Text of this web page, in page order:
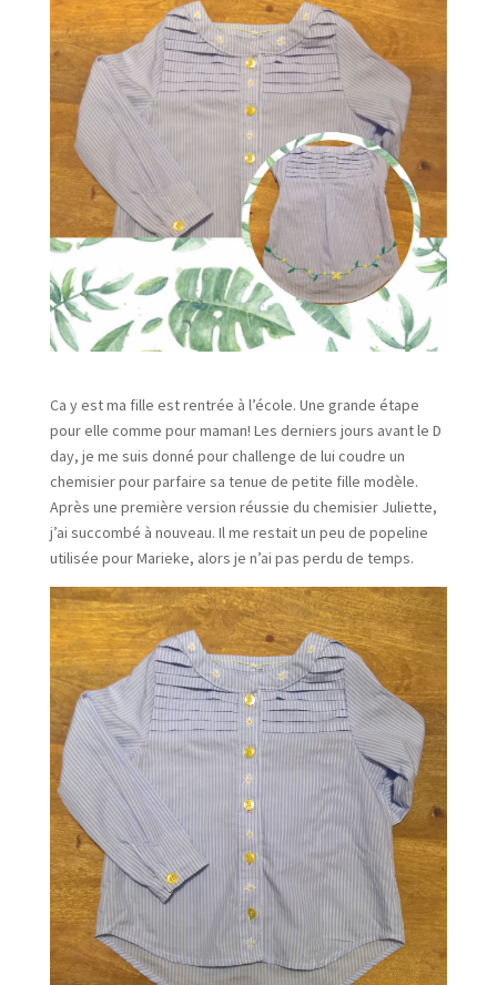
Ca y est ma fille est rentrée à l’école. Une grande étape
pour elle comme pour maman! Les derniers jours avant le D
day, je me suis donné pour challenge de lui coudre un
chemisier pour parfaire sa tenue de petite fille modèle.
Après une première version réussie du chemisier Juliette,
j’ai succombé à nouveau. Il me restait un peu de popeline
utilisée pour Marieke, alors je n’ai pas perdu de temps.